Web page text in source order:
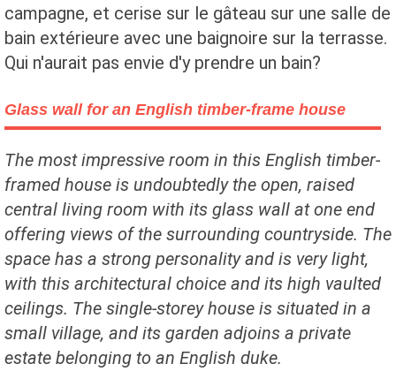
campagne, et cerise sur le gâteau sur une salle de
bain extérieure avec une baignoire sur la terrasse.
Qui n'aurait pas envie d'y prendre un bain?
Glass wall for an English timber-frame house
The most impressive room in this English timber-
framed house is undoubtedly the open, raised
central living room with its glass wall at one end
offering views of the surrounding countryside. The
space has a strong personality and is very light,
with this architectural choice and its high vaulted
ceilings. The single-storey house is situated in a
small village, and its garden adjoins a private
estate belonging to an English duke.